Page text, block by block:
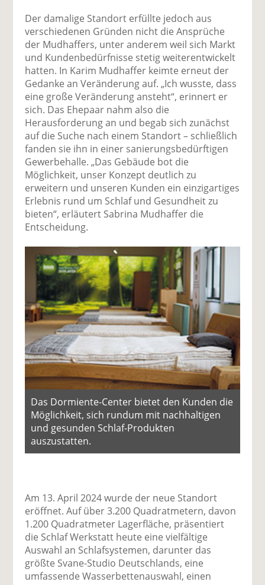
Der damalige Standort erfüllte jedoch aus
verschiedenen Gründen nicht die Ansprüche
der Mudhaffers, unter anderem weil sich Markt
und Kundenbedürfnisse stetig weiterentwickelt
hatten. In Karim Mudhaffer keimte erneut der
Gedanke an Veränderung auf. „Ich wusste, dass
eine große Veränderung ansteht“, erinnert er
sich. Das Ehepaar nahm also die
Herausforderung an und begab sich zunächst
auf die Suche nach einem Standort – schließlich
fanden sie ihn in einer sanierungsbedürftigen
Gewerbehalle. „Das Gebäude bot die
Möglichkeit, unser Konzept deutlich zu
erweitern und unseren Kunden ein einzigartiges
Erlebnis rund um Schlaf und Gesundheit zu
bieten“, erläutert Sabrina Mudhaffer die
Entscheidung.
Das Dormiente-Center bietet den Kunden die
Möglichkeit, sich rundum mit nachhaltigen
und gesunden Schlaf-Produkten
auszustatten.
Am 13. April 2024 wurde der neue Standort
eröffnet. Auf über 3.200 Quadratmetern, davon
1.200 Quadratmeter Lagerfläche, präsentiert
die Schlaf Werkstatt heute eine vielfältige
Auswahl an Schlafsystemen, darunter das
größte Svane-Studio Deutschlands, eine
umfassende Wasserbettenauswahl, einen